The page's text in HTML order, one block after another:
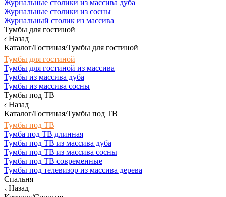
Журнальные столики из массива дуба
Журнальные столики из сосны
Журнальный столик из массива
Тумбы для гостиной
Назад
Каталог/Гостиная/Тумбы для гостиной
Тумбы для гостиной
Тумбы для гостиной из массива
Тумбы из массива дуба
Тумбы из массива сосны
Тумбы под ТВ
Назад
Каталог/Гостиная/Тумбы под ТВ
Тумбы под ТВ
Тумба под ТВ длинная
Тумбы под ТВ из массива дуба
Тумбы под ТВ из массива сосны
Тумбы под ТВ современные
Тумбы под телевизор из массива дерева
Спальня
Назад